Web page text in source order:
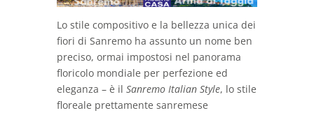
Lo stile compositivo e la bellezza unica dei
fiori di Sanremo ha assunto un nome ben
preciso, ormai impostosi nel panorama
floricolo mondiale per perfezione ed
eleganza – è il Sanremo Italian Style, lo stile
floreale prettamente sanremese